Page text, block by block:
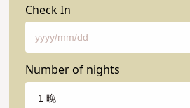
Check In
Number of nights